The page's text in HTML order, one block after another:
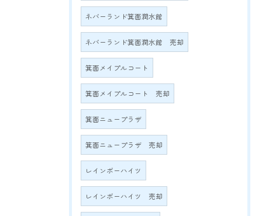
ネバーランド箕面潤水館
ネバーランド箕面潤水館 売却
箕面メイプルコート
箕面メイプルコート 売却
箕面ニュープラザ
箕面ニュープラザ 売却
レインボーハイツ
レインボーハイツ 売却